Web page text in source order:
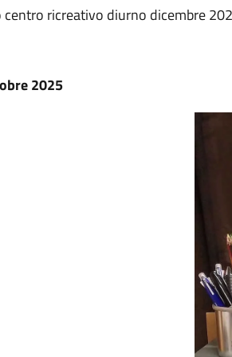
centro ricreativo diurno dicembre
2025